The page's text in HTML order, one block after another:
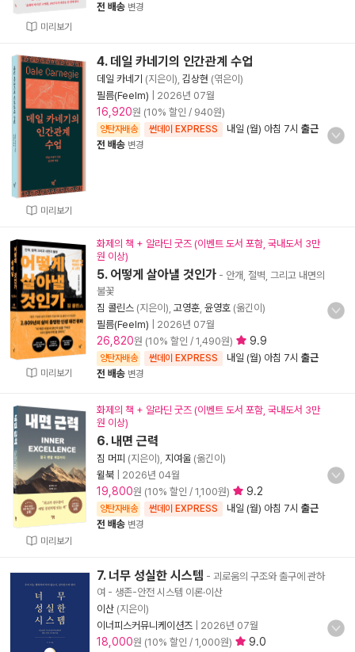
미리보기
전 배송 변경
미리보기
4. 데일 카네기의 인간관계 수업
데일 카네기 (지은이), 김상현 (엮은이)
필름(Feelm)
2026년 07월
16,920원 (10% 할인 / 940원)
양탄자배송 썬데이 EXPRESS 내일 (월) 아침 7시 출근
전 배송 변경
미리보기
화제의 책 + 알라딘 굿즈 (이벤트 도서 포함, 국내도서 3만
원 이상)
5. 어떻게 살아낼 것인가 - 안개, 절벽, 그리고 내면의
불꽃
짐 콜린스 (지은이), 고영훈 윤영호 (옮긴이)
필름(Feelm)
2026년 07월
26,820원 (10% 할인 / 1,490원) 9.9
양탄자배송 썬데이 EXPRESS 내일 (월) 아침 7시 출근
전 배송 변경
미리보기
화제의 책 + 알라딘 굿즈 (이벤트 도서 포함, 국내도서 3만
원 이상)
6. 내면 근력
짐 머피 (지은이), 지여울 (옮긴이)
윌북
2026년 04월
19,800원 (10% 할인 / 1,100원) 9.2
양탄자배송 썬데이 EXPRESS 내일 (월) 아침 7시 출근
전 배송 변경
7. 너무 성실한 시스템 - 괴로움의 구조와 출구에 관하
여 - 생존-안전 시스템 이론·이산
이산 (지은이)
이너피스커뮤니케이션즈
2026년 07월
18,000원 (10% 할인 / 1,000원) 9.0